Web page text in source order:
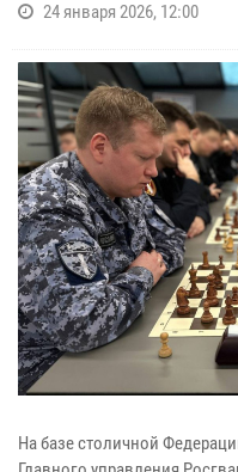
24 января 2026, 12:00
На базе столичной